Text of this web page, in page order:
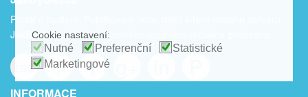
Portál o bydlení. Publikování nebo další šíření obsahu serveru
JakBydlet.cz je bez písemného souhlasu redakce zakázáno.
rss f t
INFORMACE
Cookie nastavení:
Nutné Preferenční
Statistické
Marketingové